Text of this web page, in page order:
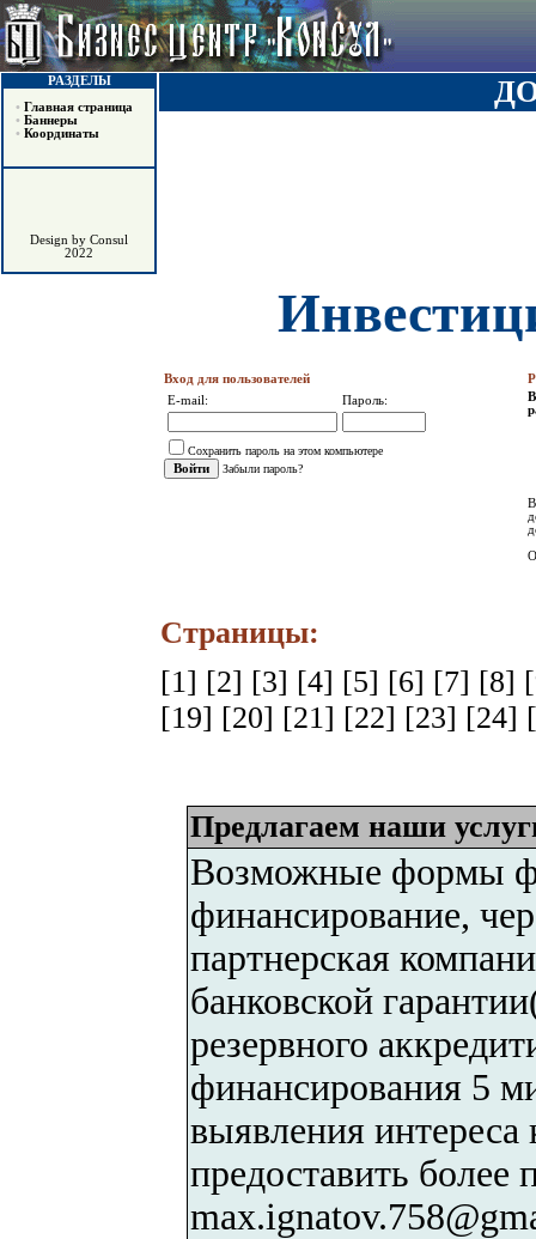
РАЗДЕЛЫ
• Главная страница
• Баннеры
• Координаты
Design by Consul
2022
Вход для пользователей
E-mail:
Пароль:
Сохранить пароль на этом компьютере
Забыли пароль?
Страницы:
[1] [2] [3] [4] [5] [6] [7] [8]
[19] [20] [21] [22] [23] [24]
Предлагаем наши
Возможные формы
финансирование,
партнерская
банковской
резервного
финансирования 5
выявления
предоставить